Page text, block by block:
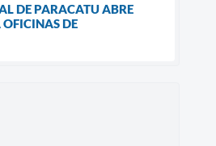
DE PARACATU ABRE
OFICINAS DE